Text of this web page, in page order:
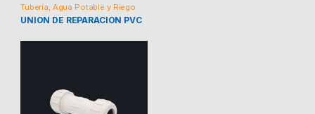
Tubería, Agua Potable y Riego
UNION DE REPARACION PVC